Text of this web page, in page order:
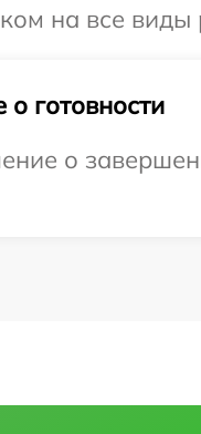
на все виды
готовности
о